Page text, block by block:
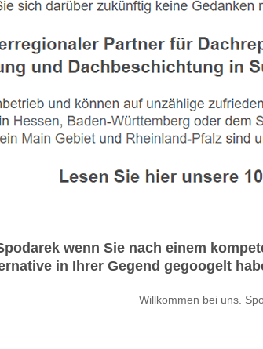
wenn Sie nach einem
in Ihrer Gegend gegoogelt
Willkommen bei uns.